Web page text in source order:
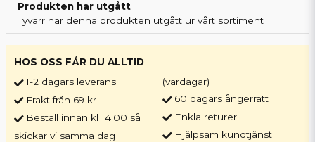
Produkten har utgått
Tyvärr har denna produkten utgått ur vårt sortiment
HOS OSS FÅR DU ALLTID
1-2 dagars leverans
Frakt från 69 kr
Beställ innan kl 14.00 så
skickar vi samma dag
(vardagar)
60 dagars ångerrätt
Enkla returer
Hjälpsam kundtjänst